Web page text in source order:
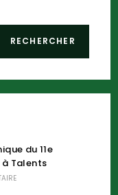
RECHERCHER
du 11e
Talents